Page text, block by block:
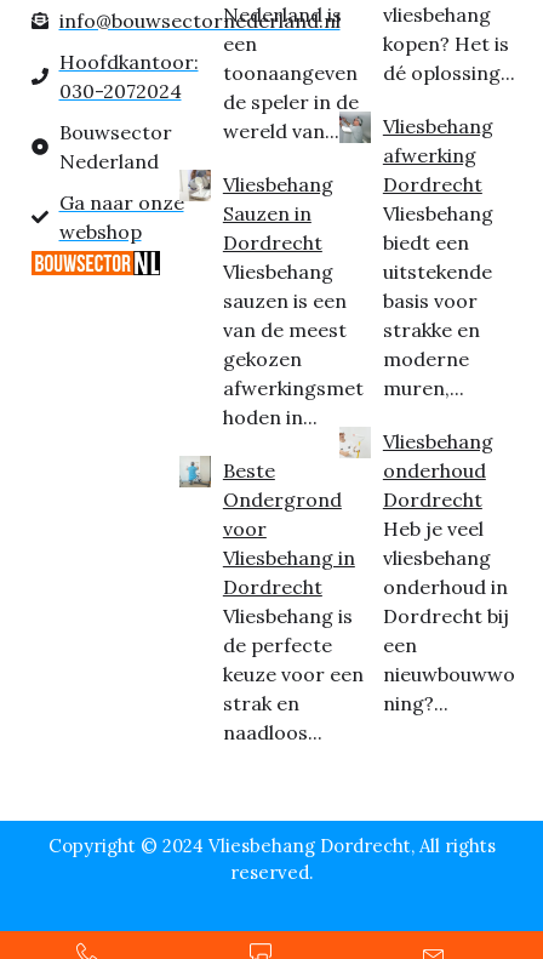
info@bouwsectornederland.nl
Hoofdkantoor:
030-2072024
Bouwsector
Nederland
Ga naar onze
webshop
Nederland is
een
toonaangeven
de speler in de
wereld van...
Vliesbehang
Sauzen in
Dordrecht
Vliesbehang
sauzen is een
van de meest
gekozen
afwerkingsmet
hoden in...
Beste
Ondergrond
voor
Vliesbehang in
Dordrecht
Vliesbehang is
de perfecte
keuze voor een
strak en
naadloos...
vliesbehang
kopen? Het is
dé oplossing...
Vliesbehang
afwerking
Dordrecht
Vliesbehang
biedt een
uitstekende
basis voor
strakke en
moderne
muren,...
Vliesbehang
onderhoud
Dordrecht
Heb je veel
vliesbehang
onderhoud in
Dordrecht bij
een
nieuwbouwwo
ning?...
Copyright © 2024 Vliesbehang Dordrecht, All rights
reserved.